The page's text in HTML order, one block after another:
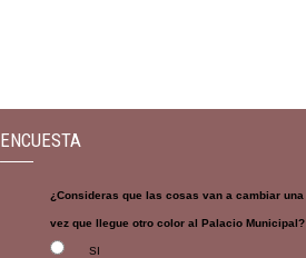
ENCUESTA
¿Consideras que las cosas van a cambiar una
vez que llegue otro color al Palacio Municipal?
SI